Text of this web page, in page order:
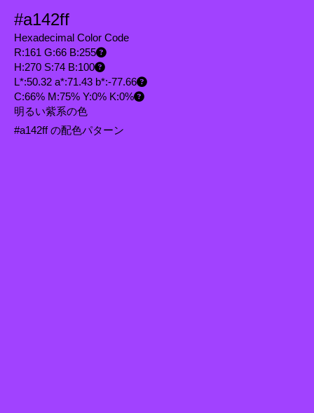
#a142ff
Hexadecimal Color Code
R:161 G:66 B:255
H:270 S:74 B:100
L*:50.32 a*:71.43 b*:-77.66
C:66% M:75% Y:0% K:0%
明るい紫系の色
#a142ff の配色パターン